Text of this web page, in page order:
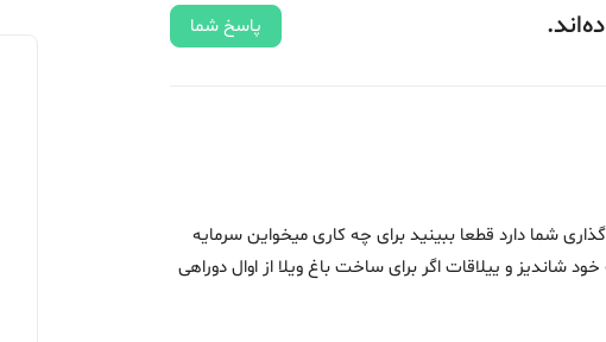
پاسخ شما
شما دارد قطعا ببینید برای چه کاری میخواین سرمایه
شاندیز و ییلاقات اگر برای ساخت باغ ویلا از اوال دوراهی